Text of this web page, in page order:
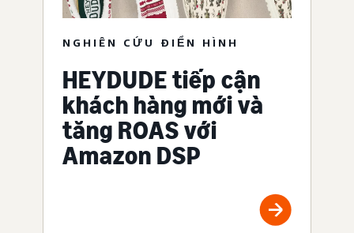
NGHIÊN CỨU ĐIỂN HÌNH
HEYDUDE tiếp cận
khách hàng mới và
tăng ROAS với
Amazon DSP